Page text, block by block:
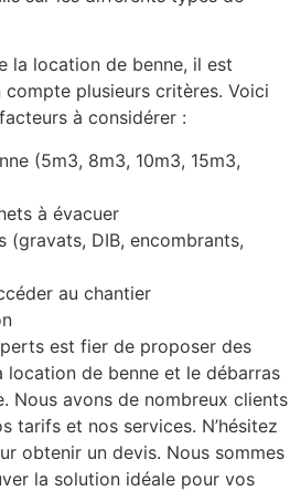
la location de benne, il est
plusieurs critères. Voici
à considérer :
(5m3, 8m3, 10m3, 15m3,
à évacuer
(gravats, DIB, encombrants,
au chantier
est fier de proposer des
de benne et le débarras
Nous avons de nombreux clients
tarifs et nos services. N’hésitez
obtenir un devis. Nous sommes
la solution idéale pour vos